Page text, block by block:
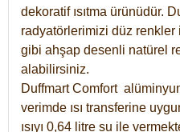
dekoratif ısıtma ürünüdür.
radyatörlerimizi düz
gibi ahşap desenli natürel
alabilirsiniz.
Duffmart Comfort
verimde ısı transferine
ısıyı 0,64 litre su ile